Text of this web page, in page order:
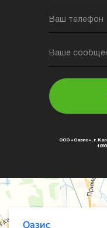
Ваш телефон
Ваше
ООО «Оазис», г.